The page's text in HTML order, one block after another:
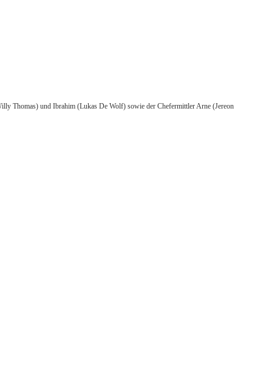
Thomas) und Ibrahim (Lukas De Wolf) sowie der Chefermittler Arne (Jereon